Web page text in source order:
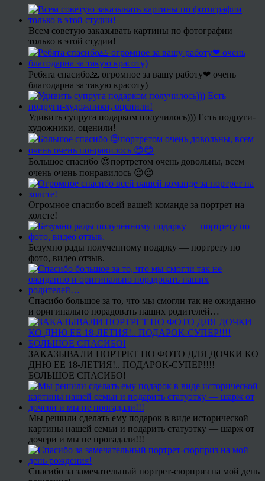
Всем советую заказывать картины по фотографии
только в этой студии!
Ребята спасибо🙏 огромное за вашу работу❤ очень
благодарна за такую красоту)
Удивить супруга подарком получилось))) Есть подруги-
художники, оценили!
Большое спасибо 😍портретом очень довольны, всем
очень очень понравилось 😍😍
Огромное спасибо всей вашей команде за портрет на
холсте!
Безумно рады полученному подарку — портрету по
фото, видео отзыв.
Спасибо большое за то, что мы смогли так не ожиданно
и оригинально порадовать наших родителей…
ЗАКАЗЫВАЛИ ПОРТРЕТ ПО ФОТО ДЛЯ ДОЧКИ КО
ДНЮ ЕЕ 18-ЛЕТИЯ!.. ПОДАРОК-СУПЕР!!!!
БОЛЬШОЕ СПАСИБО!
Мы решили сделать ему подарок в виде исторической
картины нашей семьи и подарить статуэтку — шарж от
дочери и мы не прогадали!!!
Спасибо за замечательный портрет-сюрприз на мой день